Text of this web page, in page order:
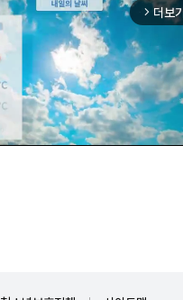
arrow_forward_ios 더보기